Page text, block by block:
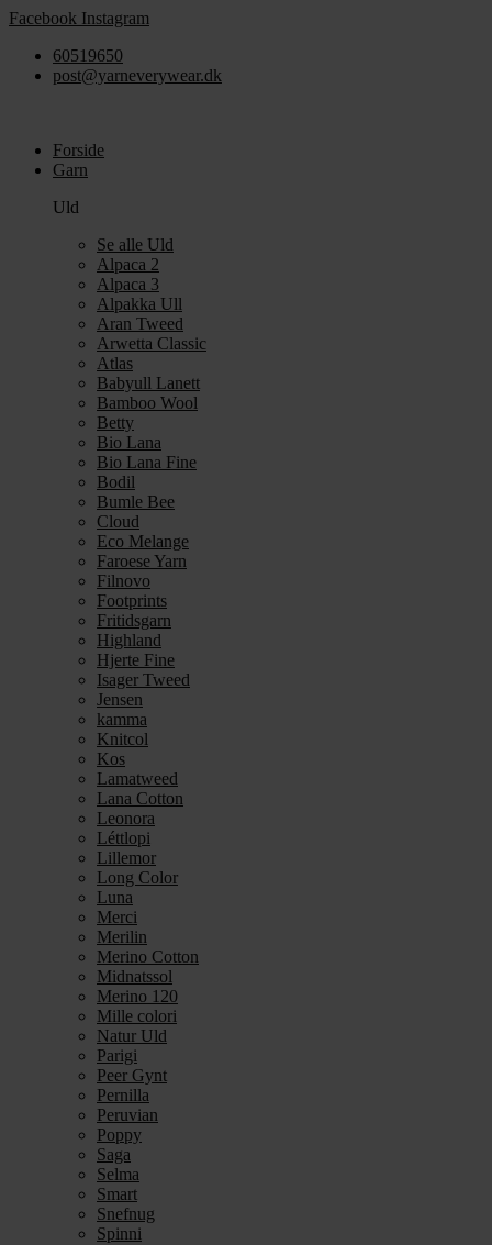
Videre
indhold
Facebook Instagram
60519650
post@yarneverywear.dk
Forside
Garn
Uld
Se alle Uld
Alpaca 2
Alpaca 3
Alpakka Ull
Aran Tweed
Arwetta Classic
Atlas
Babyull Lanett
Bamboo Wool
Betty
Bio Lana
Bio Lana Fine
Bodil
Bumle Bee
Cloud
Eco Melange
Faroese Yarn
Filnovo
Footprints
Fritidsgarn
Highland
Hjerte Fine
Isager Tweed
Jensen
kamma
Knitcol
Kos
Lamatweed
Lana Cotton
Leonora
Léttlopi
Lillemor
Long Color
Luna
Merci
Merilin
Merino Cotton
Midnatssol
Merino 120
Mille colori
Natur Uld
Parigi
Peer Gynt
Pernilla
Peruvian
Poppy
Saga
Selma
Smart
Snefnug
Spinni